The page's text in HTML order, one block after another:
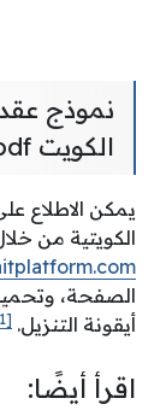
نموذج
الكويت pdf
يمكن الاطلاع
الكويتية من
أيقونة التنزيل. [1]
اقرأ أيضًا: